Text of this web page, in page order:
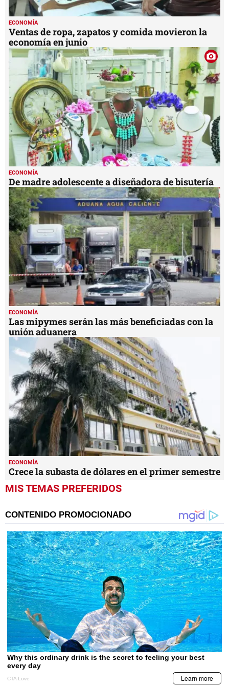
ECONOMÍA
Ventas de ropa, zapatos y comida movieron la
economía en junio
ECONOMÍA
De madre adolescente a diseñadora de bisutería
ECONOMÍA
Las mipymes serán las más beneficiadas con la
unión aduanera
ECONOMÍA
Crece la subasta de dólares en el primer semestre
MIS TEMAS PREFERIDOS